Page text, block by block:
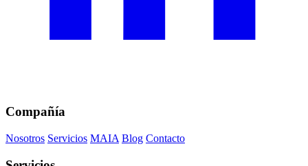
Compañía
Nosotros Servicios MAIA Blog Contacto